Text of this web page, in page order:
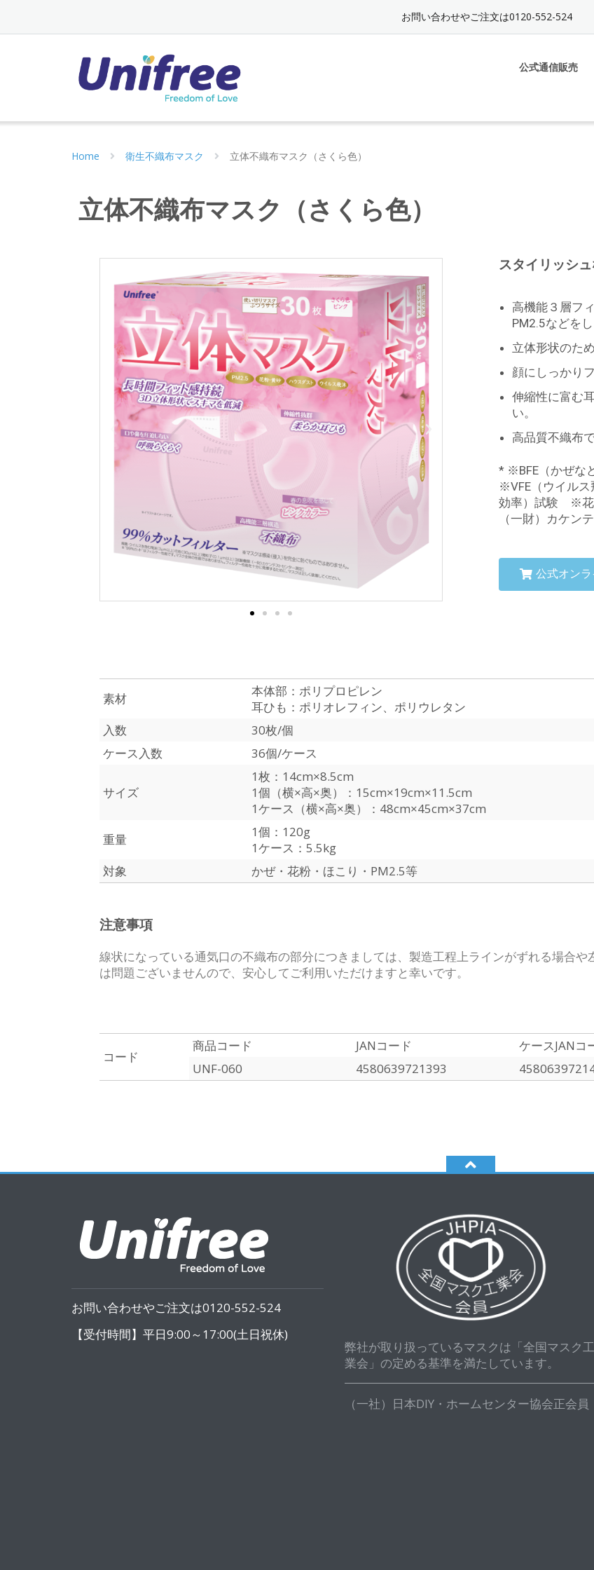
お問い合わせやご注文は0120-552-524
公式通信販売
Home 衛生不織布マスク 立体不織布マスク（さくら色）
立体不織布マスク（さくら色）
スタイリッシ
高機能３層フ
PM2.5などを
立体形状のた
顔にしっかり
伸縮性に富む
い。
高品質不織布
* ※BFE（かぜな
※VFE（ウイル
効率）試験 ※花
（一財）カケン
公式オン
素材
本体部：ポリプロピレン
耳ひも：ポリオレフィン、ポリウレタン
入数
30枚/個
ケース入数
36個/ケース
サイズ
1枚：14cm×8.5cm
1個（横×高×奥）：15cm×19cm×11.5cm
1ケース（横×高×奥）：48cm×45cm×37cm
重量
1個：120g
1ケース：5.5kg
対象
かぜ・花粉・ほこり・PM2.5等
注意事項
線状になっている通気口の不織布の部分につきましては、製造工程上ラインがずれる場合や
は問題ございませんので、安心してご利用いただけますと幸いです。
コード
商品コード JANコード ケースJANコ
UNF-060
4580639721393
お問い合わせやご注文は0120-552-524
【受付時間】平日9:00～17:00(土日祝休)
弊社が取り扱っているマスクは「全国マスク工
業会」の定める基準を満たしています。
（一社）日本DIY・ホームセンター協会正会員